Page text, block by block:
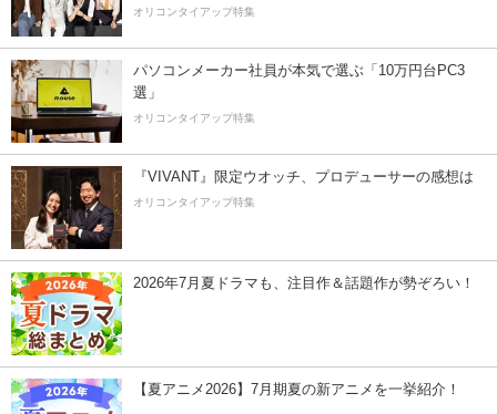
オリコンタイアップ特集
パソコンメーカー社員が本気で選ぶ「10万円台PC3
選」
オリコンタイアップ特集
『VIVANT』限定ウオッチ、プロデューサーの感想は
オリコンタイアップ特集
2026年7月夏ドラマも、注目作＆話題作が勢ぞろい！
【夏アニメ2026】7月期夏の新アニメを一挙紹介！